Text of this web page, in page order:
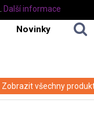
Novinky
Zobrazit všechny
Další informace